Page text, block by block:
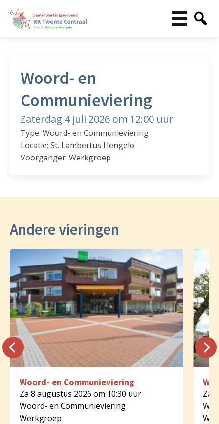
Woord- en
Communieviering
Zaterdag 4 juli 2026 om 12:00 uur
Type: Woord- en Communieviering
Locatie: St. Lambertus Hengelo
Voorganger: Werkgroep
Andere vieringen
Woord- en Communieviering
Za 8 augustus 2026 om 10:30 uur
Woord- en Communieviering
Werkgroep
Za